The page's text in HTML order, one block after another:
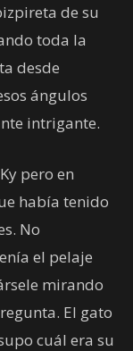
de su
toda la
desde
ángulos
intrigante.
pero en
había tenido
No
el pelaje
mirando
El gato
cuál era su